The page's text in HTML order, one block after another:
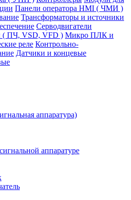
Панели оператора HMI ( ЧМИ )
Транcформаторы и источники
Серводвигатели
( ПЧ, VSD, VFD ) Микро ПЛК и
реле Контрольно-
Датчики и концевые
аппаратура)
аппаратуре